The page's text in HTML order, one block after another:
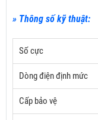
» Thông số kỹ thuật:
Số cực
Dòng điện định mức
Cấp bảo vệ